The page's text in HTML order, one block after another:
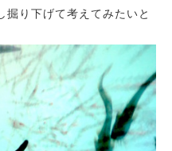
掘り下げて考えてみたいと